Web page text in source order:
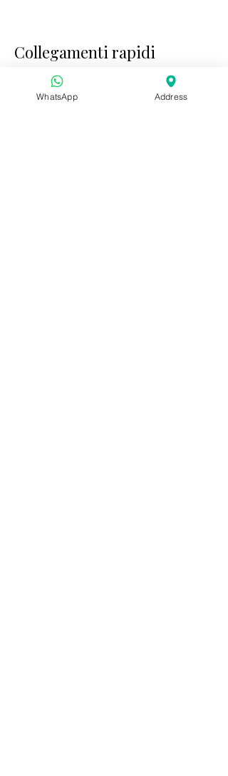
Collegamenti rapidi
Visitare i giardini
WhatsApp Address